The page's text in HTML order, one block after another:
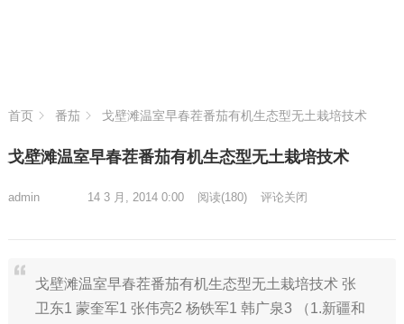
首页 番茄 戈壁滩温室早春茬番茄有机生态型无土栽培技术
戈壁滩温室早春茬番茄有机生态型无土栽培技术
admin 14 3 月, 2014 0:00 阅读(180) 评论关闭
戈壁滩温室早春茬番茄有机生态型无土栽培技术 张
卫东1 蒙奎军1 张伟亮2 杨铁军1 韩广泉3 （1.新疆和